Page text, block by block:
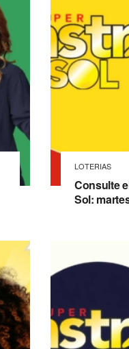
LOTERIAS
Consulte
Sol: